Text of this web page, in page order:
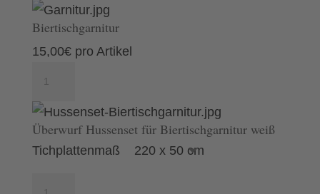
Biertischgarnitur
15,00€ pro Artikel
Überwurf Hussenset für Biertischgarnitur weiß
Tichplattenmaß 220 x 50 cm